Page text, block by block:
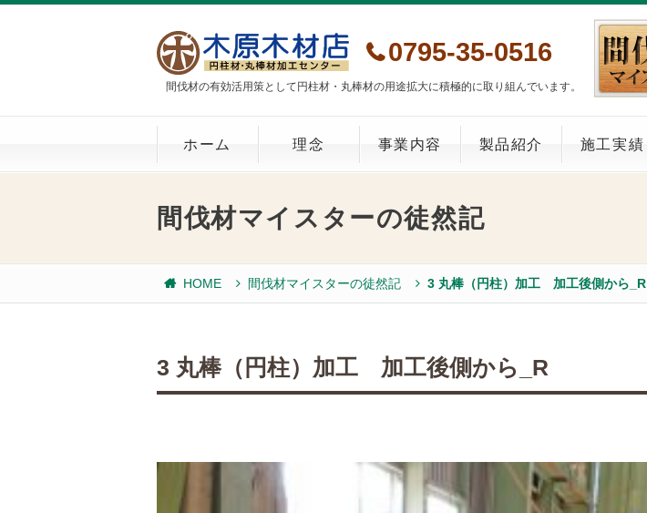
間伐材の有効活用策として円柱材・丸棒材の用途拡大に積極的に取り組んでいます。
0795-35-0516
ホーム 理念 事業内容 製品紹介 施工実績
間伐材マイスターの徒然記
HOME 間伐材マイスターの徒然記 3 丸棒（円柱）加工 加工後側から_R
3 丸棒（円柱）加工 加工後側から_R